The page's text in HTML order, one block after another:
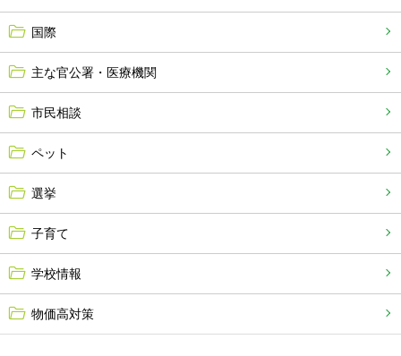
国際
主な官公署・医療機関
市民相談
ペット
選挙
子育て
学校情報
物価高対策